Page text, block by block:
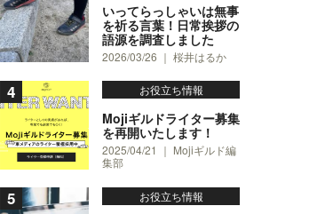
いってらっしゃいは無事
を祈る言葉！日常挨拶の
語源を調査しました
2026/03/26 ｜ 桜井はるか
お役立ち情報
Mojiギルドライター募集
を再開いたします！
2025/04/21 ｜ Mojiギルド編
集部
お役立ち情報